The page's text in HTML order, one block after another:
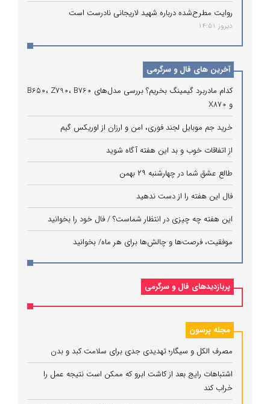
روایت مطرح‌شده درباره شهید لاریجانی نادرست است
دیروز 14:51
آخرین های فال و سرگرمی
کدام مادربرد گیمینگ بخریم؟ بررسی مدل‌های B650، Z790، B760
و X870
خرید جم موبایل لجند فوری، امن و ارزان از اوریکس گیم
از اتفاقات خوب و بد این هفته آگاه شوید
طالع عشق شما در چهارشنبه ۲۹ بهمن
فال این هفته را از دست ندهید
این هفته چه چیزی در انتظار شماست؟ / فال خود را بخوانید
موفقیت، فرصت‌ها و چالش‌ها برای هر ماه/ بخوانید
پربازدیدهای فال و سرگرمی
مجله پرسون
مصرف الکل و سیگار؛ تهدیدی جدی برای سلامت کبد و بدن
اشتباهات رایج بعد از کاشت ابرو که ممکن است نتیجه عمل را
خراب کند